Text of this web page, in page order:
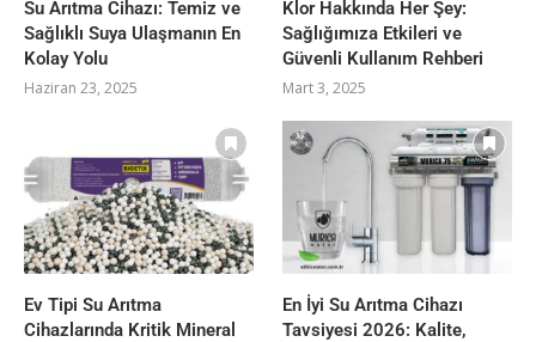
Su Arıtma Cihazı: Temiz ve
Sağlıklı Suya Ulaşmanın En
Kolay Yolu
Haziran 23, 2025
Klor Hakkında Her Şey:
Sağlığımıza Etkileri ve
Güvenli Kullanım Rehberi
Mart 3, 2025
Ev Tipi Su Arıtma
Cihazlarında Kritik Mineral
En İyi Su Arıtma Cihazı
Tavsiyesi 2026: Kalite,